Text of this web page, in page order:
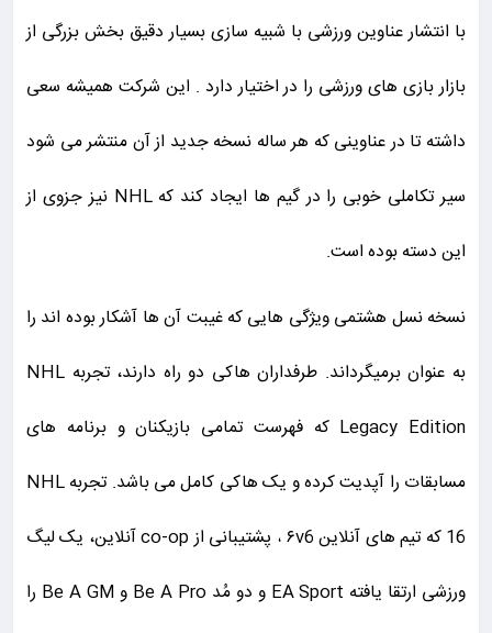
با انتشار عناوین ورزشی با شبیه سازی بسیار دقیق بخش بزرگی از
بازار بازی های ورزشی را در اختیار دارد . این شرکت همیشه سعی
داشته تا در عناوینی که هر ساله نسخه جدید از آن منتشر می شود
سیر تکاملی خوبی را در گیم ها ایجاد کند که NHL نیز جزوی از
این دسته بوده است.
نسخه نسل هشتمی ویژگی هایی که غیبت آن ها آشکار بوده اند را
به عنوان برمیگرداند. طرفداران هاکی دو راه دارند، تجربه NHL
Legacy Edition که فهرست تمامی بازیکنان و برنامه های
مسابقات را آپدیت کرده و یک هاکی کامل می باشد. تجربه NHL
16 که تیم های آنلاین ۶v6 ، پشتیبانی از co-op آنلاین، یک لیگ
ورزشی ارتقا یافته EA Sport و دو مُد Be A Pro و Be A GM را